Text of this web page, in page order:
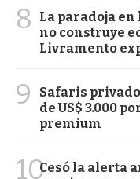
8
La paradoja
no construye
Livramento
9
Safaris
de US$ 3.000
premium
10Cesó la alerta